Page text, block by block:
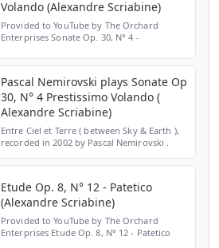
Volando (Alexandre Scriabine)
Provided to YouTube by The Orchard
Enterprises Sonate Op. 30, N° 4 -
Pascal Nemirovski plays Sonate Op
30, N° 4 Prestissimo Volando (
Alexandre Scriabine)
Entre Ciel et Terre ( between Sky & Earth ),
recorded in 2002 by Pascal Nemirovski .
Etude Op. 8, N° 12 - Patetico
(Alexandre Scriabine)
Provided to YouTube by The Orchard
Enterprises Etude Op. 8, N° 12 - Patetico